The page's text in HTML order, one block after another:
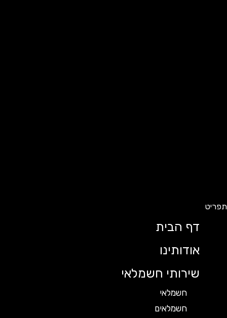
דף הבית
אודותינו
שירותי חשמלאי
חשמלאי
חשמלאים